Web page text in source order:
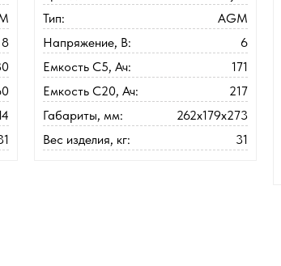
8
Тип:
AGM
Напряжение, В:
6
Емкость C5, Ач:
171
Емкость C20, Ач:
217
Габариты, мм:
262x179x273
Вес изделия, кг:
31